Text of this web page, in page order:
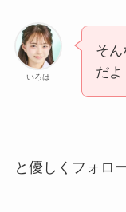
いろは
そ
だよ
と優しくフォロ